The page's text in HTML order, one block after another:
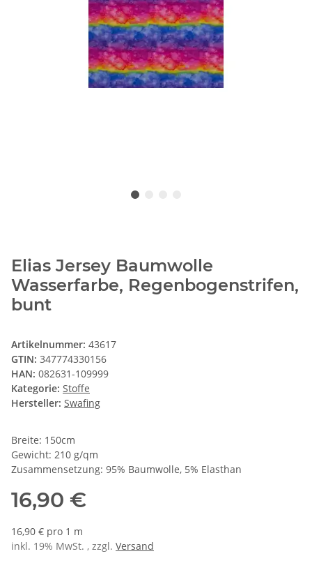
Elias Jersey Baumwolle
Wasserfarbe, Regenbogenstrifen,
bunt
Artikelnummer: 43617
GTIN: 347774330156
HAN: 082631-109999
Kategorie: Stoffe
Hersteller: Swafing
Breite: 150cm
Gewicht: 210 g/qm
Zusammensetzung: 95% Baumwolle, 5% Elasthan
16,90 €
16,90 € pro 1 m
inkl. 19% MwSt. , zzgl. Versand